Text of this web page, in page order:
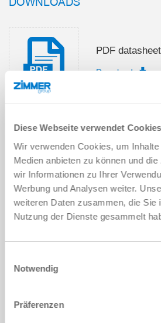
Diese Webseite verwendet Cookies
Wir verwenden Cookies, um
Medien anbieten zu können und
wir Informationen zu Ihrer
Werbung und Analysen weiter.
weiteren Daten zusammen, die Sie
Nutzung der Dienste gesammelt
Notwendig
Präferenzen
PDF datasheet
Download
instructions
Download
Download